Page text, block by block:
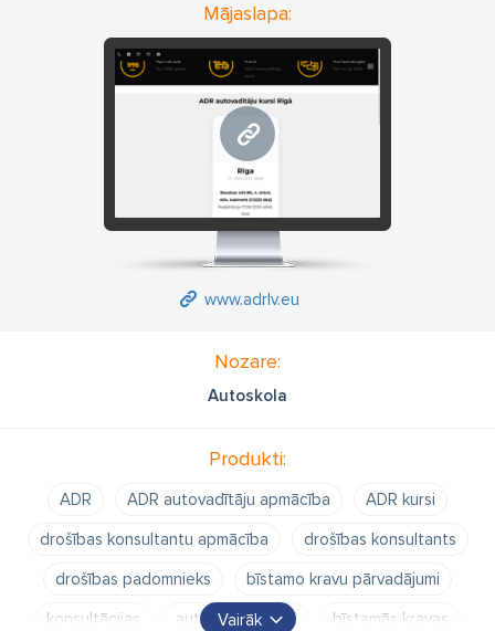
Mājaslapa:
www.adrlv.eu
Nozare:
Autoskola
Produkti:
ADR ADR autovadītāju apmācība
ADR kursi
drošības konsultantu apmācība
drošības konsultants
drošības padomnieks
bīstamo kravu pārvadājumi
konsultācijas
autopārvadājumi
bīstamās kravas
Vairāk